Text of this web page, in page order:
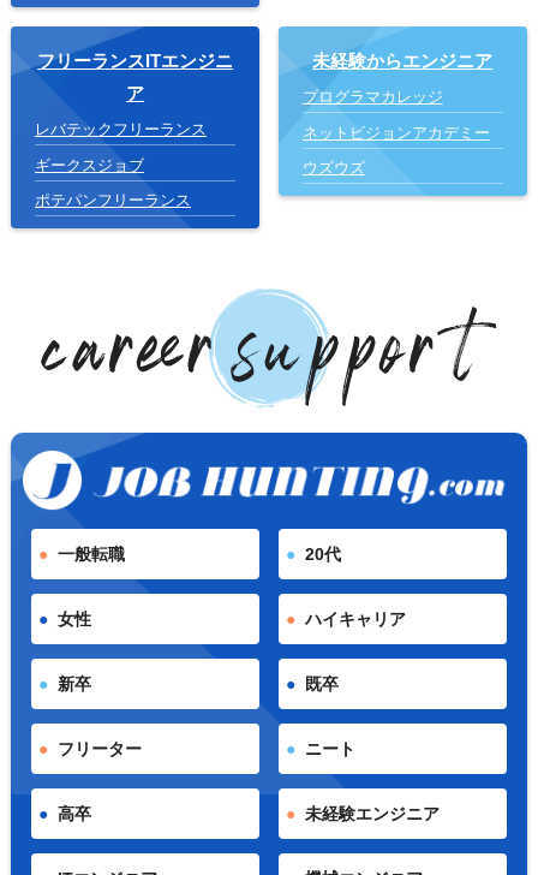
フリーランスITエンジニ
ア
レバテックフリーランス
ギークスジョブ
ポテパンフリーランス
未経験からエンジニア
プログラマカレッジ
ネットビジョンアカデミー
ウズウズ
一般転職 20代
女性 ハイキャリア
新卒 既卒
フリーター ニート
高卒 未経験エンジニア